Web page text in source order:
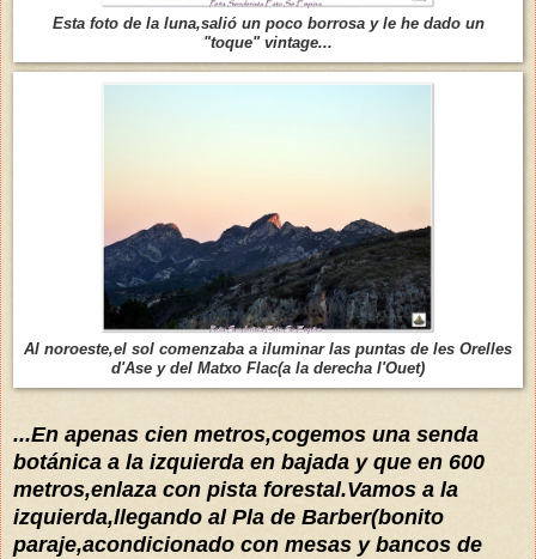
Esta foto de la luna,salió un poco borrosa y le he dado un
"toque" vintage...
Al noroeste,el sol comenzaba a iluminar las puntas de les Orelles
d'Ase y del Matxo Flac(a la derecha l'Ouet)
...En apenas cien metros,cogemos una senda
botánica a la izquierda en bajada y que en 600
metros,enlaza con pista forestal.Vamos a la
izquierda,llegando al Pla de Barber(bonito
paraje,acondicionado con mesas y bancos de